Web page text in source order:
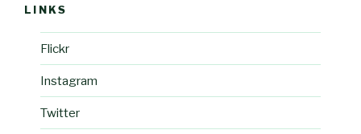
LINKS
Flickr
Instagram
Twitter